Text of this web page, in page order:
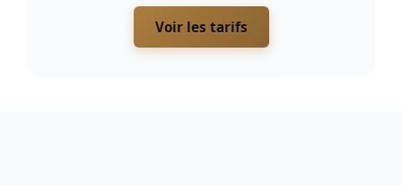
Voir les tarifs